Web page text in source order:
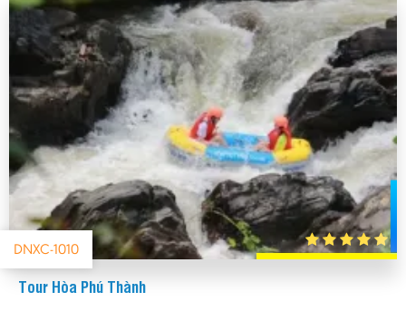
DNXC-1010
Tour Hòa Phú Thành